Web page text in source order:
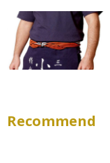
Recommend